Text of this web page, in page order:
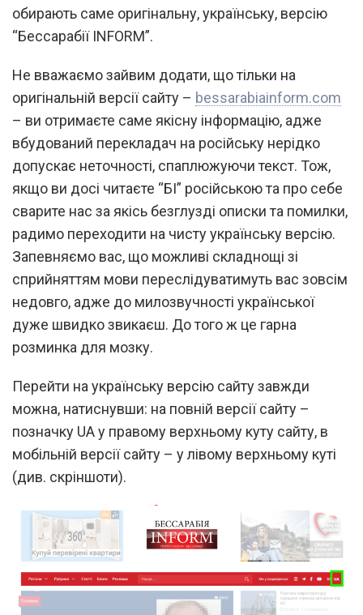
обирають саме оригінальну, українську, версію
“Бессарабії INFORM”.
Не вважаємо зайвим додати, що тільки на
оригінальній версії сайту – bessarabiainform.com
– ви отримаєте саме якісну інформацію, адже
вбудований перекладач на російську нерідко
допускає неточності, спаплюжуючи текст. Тож,
якщо ви досі читаєте “БІ” російською та про себе
сварите нас за якісь безглузді описки та помилки,
радимо переходити на чисту українську версію.
Запевняємо вас, що можливі складнощі зі
сприйняттям мови переслідуватимуть вас зовсім
недовго, адже до милозвучності української
дуже швидко звикаєш. До того ж це гарна
розминка для мозку.
Перейти на українську версію сайту завжди
можна, натиснувши: на повній версії сайту –
позначку UA у правому верхньому куту сайту, в
мобільній версії сайту – у лівому верхньому куті
(див. скріншоти).